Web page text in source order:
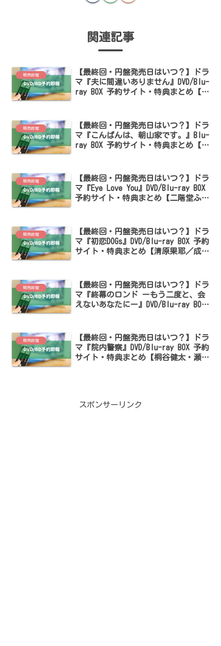
関連記事
販売即報
【最終回・円盤発売日はいつ？】ドラ
マ『夫に間違いありません』DVD/Blu-
ray BOX 予約サイト・特典まとめ【松
販売即報
【最終回・円盤発売日はいつ？】ドラ
マ『こんばんは、朝山家です。』Blu-
ray BOX 予約サイト・特典まとめ【中
販売即報
【最終回・円盤発売日はいつ？】ドラ
マ『Eye Love You』DVD/Blu-ray BOX
予約サイト・特典まとめ【二階堂ふみ
販売即報
【最終回・円盤発売日はいつ？】ドラ
マ『初恋DOGs』DVD/Blu-ray BOX 予約
サイト・特典まとめ【清原果耶／成田
販売即報
【最終回・円盤発売日はいつ？】ドラ
マ『終幕のロンド ーもう二度と、会
えないあなたにー』DVD/Blu-ray BOX
販売即報
【最終回・円盤発売日はいつ？】ドラ
マ『院内警察』DVD/Blu-ray BOX 予約
サイト・特典まとめ【桐谷健太・瀬戸
スポンサーリンク